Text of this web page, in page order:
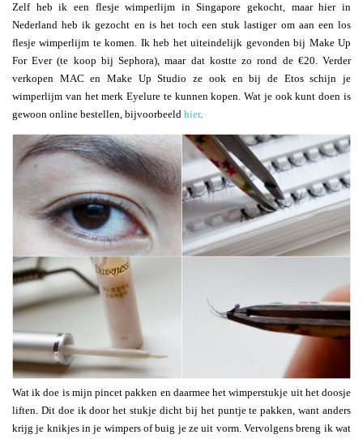
Zelf heb ik een flesje wimperlijm in Singapore gekocht, maar hier in
Nederland heb ik gezocht en is het toch een stuk lastiger om aan een los
flesje wimperlijm te komen. Ik heb het uiteindelijk gevonden bij Make Up
For Ever (te koop bij Sephora), maar dat kostte zo rond de €20. Verder
verkopen MAC en Make Up Studio ze ook en bij de Etos schijn je
wimperlijm van het merk Eyelure te kunnen kopen. Wat je ook kunt doen is
gewoon online bestellen, bijvoorbeeld hier.
Wat ik doe is mijn pincet pakken en daarmee het wimperstukje uit het doosje
liften. Dit doe ik door het stukje dicht bij het puntje te pakken, want anders
krijg je knikjes in je wimpers of buig je ze uit vorm. Vervolgens breng ik wat